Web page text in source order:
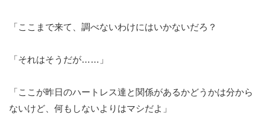
「ここまで来て、調べないわけにはいかないだろ？
「それはそうだが……」
「ここが昨日のハートレス達と関係があるかどうかは分から
ないけど、何もしないよりはマシだよ」